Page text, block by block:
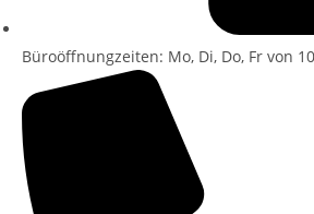
Büroöffnungzeiten: Mo, Di, Do, Fr von